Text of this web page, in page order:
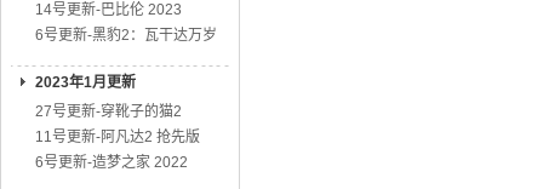
14号更新-巴比伦 2023
6号更新-黑豹2：瓦干达万岁
2023年1月更新
27号更新-穿靴子的猫2
11号更新-阿凡达2 抢先版
6号更新-造梦之家 2022